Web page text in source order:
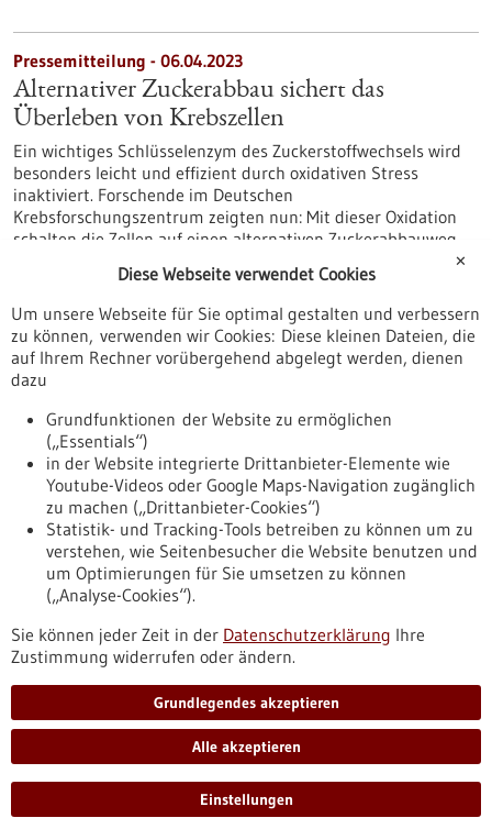
Pressemitteilung - 06.04.2023
Alternativer Zuckerabbau sichert das
Überleben von Krebszellen
Ein wichtiges Schlüsselenzym des Zuckerstoffwechsels wird
besonders leicht und effizient durch oxidativen Stress
inaktiviert. Forschende im Deutschen
Krebsforschungszentrum zeigten nun: Mit dieser Oxidation
schalten die Zellen auf einen alternativen Zuckerabbauweg
Insbesondere Krebszellen profitieren von diesem
Mechanismus, der sie auch vor therapiebedingten Schäden
schützen kann.
https://www.gesundheitsindustrie-
bw.de/fachbeitrag/pm/alternativer-zuckerabbau-sichert-
das-ueberleben-von-krebszellen
Pressemitteilung - 05.04.2023
Acht Unternehmen erhalten
Anschubförderung über Start-up BW Pre-
Seed
Mit dem Förderprogramm Start-up BW Pre-Seed fördert das
Ministerium für Wirtschaft, Arbeit und Tourismus mit
Unterstützung der L-Bank auch 2023 wieder die Umsetzung
spannender und innovativer Geschäftsideen. In der ersten
Auswahlrunde konnte acht neuen Unternehmen eine
Förderung zugesagt werden.
https://www.gesundheitsindustrie-
bw.de/fachbeitrag/pm/acht-unternehmen-erhalten-
anschubfoerderung-ueber-start-bw-pre-seed
✕
Diese Webseite verwendet Cookies
Um unsere Webseite für Sie optimal gestalten und verbessern
zu können, verwenden wir Cookies: Diese kleinen Dateien, die
auf Ihrem Rechner vorübergehend abgelegt werden, dienen
dazu
Grundfunktionen der Website zu ermöglichen
(„Essentials“)
in der Website integrierte Drittanbieter-Elemente wie
Youtube-Videos oder Google Maps-Navigation zugänglich
zu machen („Drittanbieter-Cookies“)
Statistik- und Tracking-Tools betreiben zu können um zu
verstehen, wie Seitenbesucher die Website benutzen und
um Optimierungen für Sie umsetzen zu können
(„Analyse-Cookies“).
Sie können jeder Zeit in der Datenschutzerklärung Ihre
Zustimmung widerrufen oder ändern.
Grundlegendes akzeptieren
Alle akzeptieren
Einstellungen